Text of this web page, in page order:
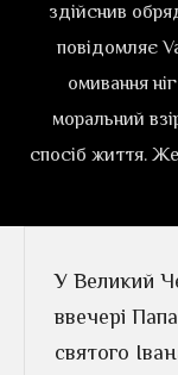
здійснив
повідомляє
омивання
моральний
спосіб життя.
У Великий
ввечері
святого